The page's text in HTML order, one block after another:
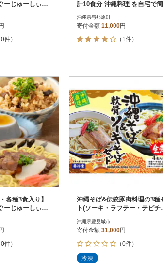
easy決済)
結果を見る（
ーじゅーしぃー
ー豆腐
円
0件）
計10食分 沖縄料理 を自宅で簡単
調理!
沖縄県与那原町
寄付金額 11,000円
（1件）
各種3食入り】
ーじゅーしぃー
0件）
沖縄そば&伝統豚肉料理の3種
ト(ソーキ・ラフテー・テビチ
沖縄県豊見城市
寄付金額 31,000円
（0件）
冷凍